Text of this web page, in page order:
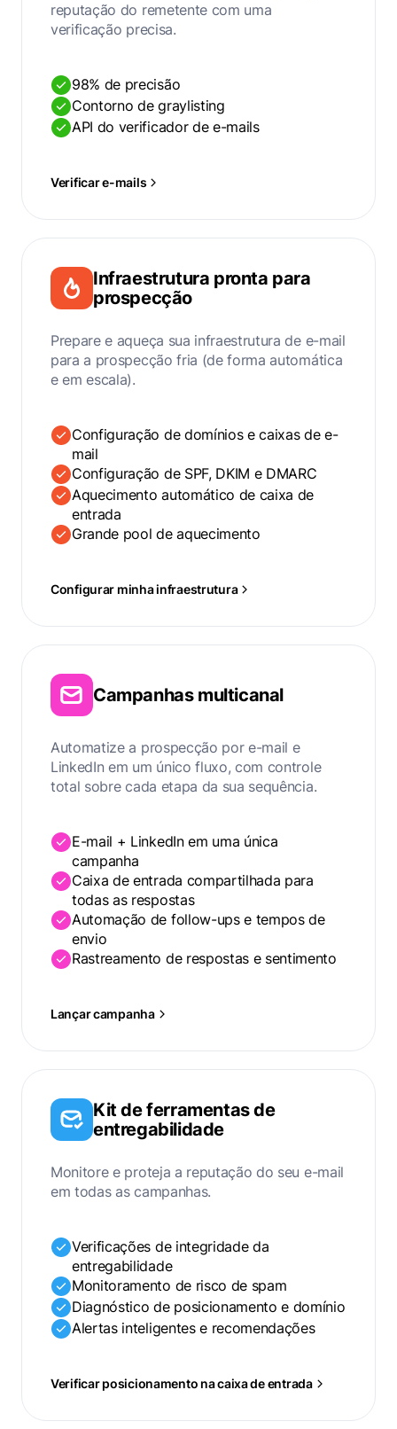
reputação do remetente com uma
verificação precisa.
98% de precisão
Contorno de graylisting
API do verificador de e-mails
Verificar e-mails
Infraestrutura pronta para
prospecção
Prepare e aqueça sua infraestrutura de e-mail
para a prospecção fria (de forma automática
e em escala).
Configuração de domínios e caixas de e-
mail
Configuração de SPF, DKIM e DMARC
Aquecimento automático de caixa de
entrada
Grande pool de aquecimento
Configurar minha infraestrutura
Campanhas multicanal
Automatize a prospecção por e-mail e
LinkedIn em um único fluxo, com controle
total sobre cada etapa da sua sequência.
E-mail + LinkedIn em uma única
campanha
Caixa de entrada compartilhada para
todas as respostas
Automação de follow-ups e tempos de
envio
Rastreamento de respostas e sentimento
Lançar campanha
Kit de ferramentas de
entregabilidade
Monitore e proteja a reputação do seu e-mail
em todas as campanhas.
Verificações de integridade da
entregabilidade
Monitoramento de risco de spam
Diagnóstico de posicionamento e domínio
Alertas inteligentes e recomendações
Verificar posicionamento na caixa de entrada